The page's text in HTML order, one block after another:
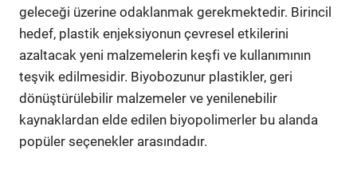
geleceği üzerine odaklanmak gerekmektedir. Birincil
hedef, plastik enjeksiyonun çevresel etkilerini
azaltacak yeni malzemelerin keşfi ve kullanımının
teşvik edilmesidir. Biyobozunur plastikler, geri
dönüştürülebilir malzemeler ve yenilenebilir
kaynaklardan elde edilen biyopolimerler bu alanda
popüler seçenekler arasındadır.